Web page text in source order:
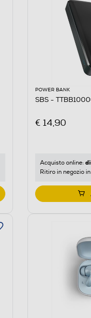
POWER BANK
SBS -
€ 14,90
Acquisto online:
Ritiro in negozio